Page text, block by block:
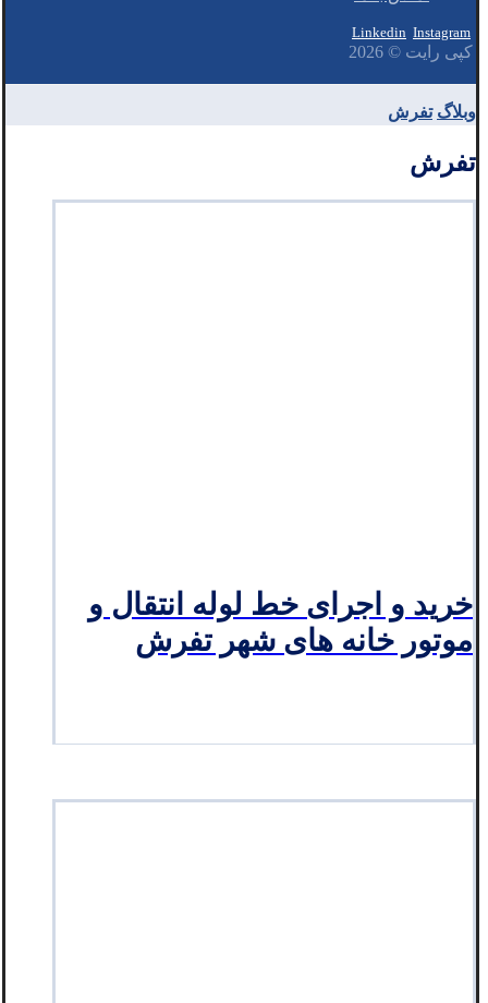
Linkedin Instagram
کپی رایت © 2026
وبلاگ تفرش
تفرش
خرید و اجرای خط لوله انتقال و
موتور خانه های شهر تفرش